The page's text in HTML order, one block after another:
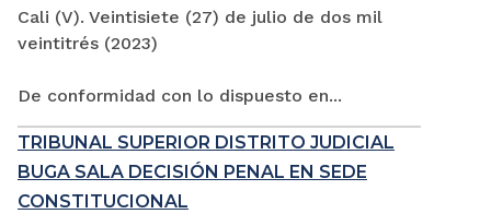
Cali (V). Veintisiete (27) de julio de dos mil
veintitrés (2023)
De conformidad con lo dispuesto en...
TRIBUNAL SUPERIOR DISTRITO JUDICIAL
BUGA SALA DECISIÓN PENAL EN SEDE
CONSTITUCIONAL